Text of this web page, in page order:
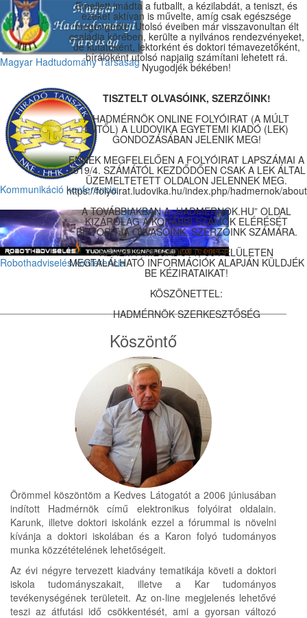
Emellett imádta a futballt, a kézilabdát, a teniszt, és
ezeket aktívan is művelte, amíg csak egészsége
megengedte. Utolsó éveiben már visszavonultan élt
családja körében, kerülte a nyilvános rendezvényeket,
de kutatóként, lektorként és doktori témavezetőként,
bírálóként utolsó napjaiig számítani lehetett rá.
Nyugodjék békében!
TISZTELT OLVASÓINK, SZERZŐINK!
A HADMÉRNÖK ONLINE FOLYÓIRAT (A MÚLT
ÉVTŐL) A LUDOVIKA EGYETEMI KIADÓ (LEK)
GONDOZÁSÁBAN JELENIK MEG!
ENNEK MEGFELELŐEN A FOLYÓIRAT LAPSZÁMAI A
2019/4. SZÁMÁTÓL KEZDŐDŐEN CSAK A LEK ÁLTAL
ÜZEMELTETETT OLDALON JELENNEK MEG.
https://folyoirat.ludovika.hu/index.php/hadmernok/about
A TOVÁBBIAKBAN A „HADMERNOK.HU” OLDAL
KIZÁRÓLAG A KORÁBBI SZÁMOK ELÉRÉSÉT
BIZTOSÍTJA OLVASÓINK, SZERZŐINK SZÁMÁRA.
KÉREM A MEGADOTT, ÚJ FELÜLETEN
MEGTALÁLHATÓ INFORMÁCIÓK ALAPJÁN KÜLDJÉK
BE KÉZIRATAIKAT!
KÖSZÖNETTEL:
HADMÉRNÖK SZERKESZTŐSÉG
Magyar Hadtudomány Társaság
Kommunikáció konferencia
Robothadviselés konferencia
Köszöntő
Örömmel köszöntöm a Kedves Látogatót a 2006 júniusában
indított Hadmérnök című elektronikus folyóirat oldalain.
Karunk, illetve doktori iskolánk ezzel a fórummal is növelni
kívánja a doktori iskolában és a Karon folyó tudományos
munka közzétételének lehetőségeit.
Az évi négyre tervezett kiadvány tematikája követi a doktori
iskola tudományszakait, illetve a Kar tudományos
tevékenységének területeit. Az on-line megjelenés lehetővé
teszi az átfutási idő csökkentését, ami a gyorsan változó